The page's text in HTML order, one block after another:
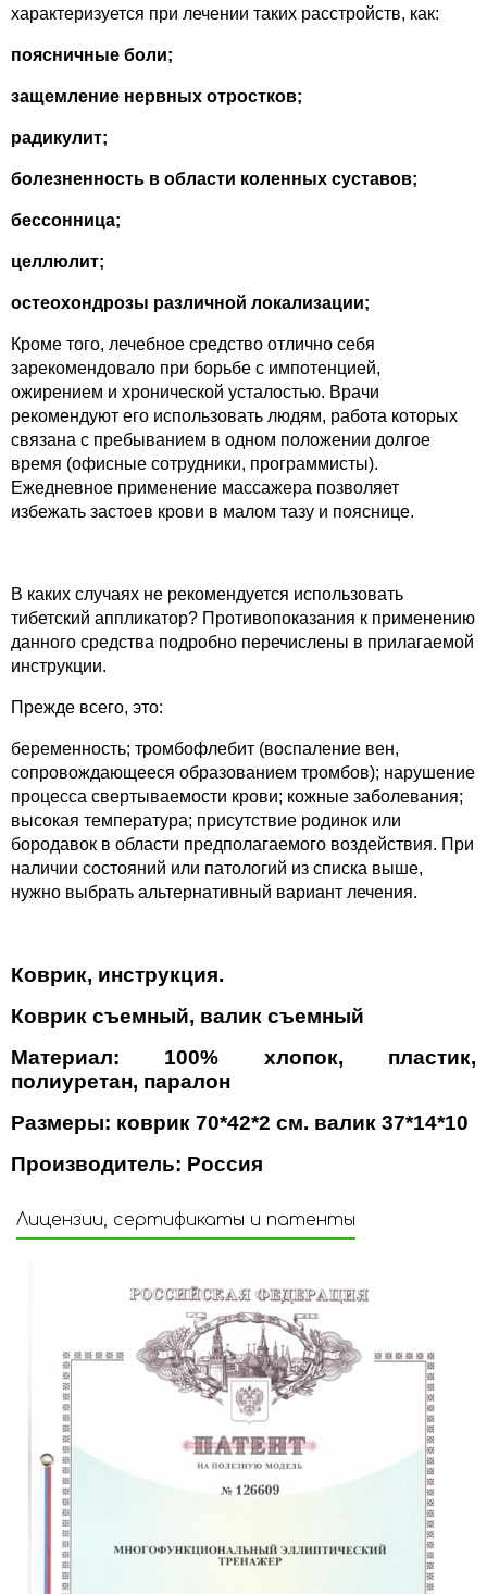
характеризуется при лечении таких расстройств, как:
поясничные боли;
защемление нервных отростков;
радикулит;
болезненность в области коленных суставов;
бессонница;
целлюлит;
остеохондрозы различной локализации;
Кроме того, лечебное средство отлично себя
зарекомендовало при борьбе с импотенцией,
ожирением и хронической усталостью. Врачи
рекомендуют его использовать людям, работа которых
связана с пребыванием в одном положении долгое
время (офисные сотрудники, программисты).
Ежедневное применение массажера позволяет
избежать застоев крови в малом тазу и пояснице.
В каких случаях не рекомендуется использовать
тибетский аппликатор? Противопоказания к применению
данного средства подробно перечислены в прилагаемой
инструкции.
Прежде всего, это:
беременность; тромбофлебит (воспаление вен,
сопровождающееся образованием тромбов); нарушение
процесса свертываемости крови; кожные заболевания;
высокая температура; присутствие родинок или
бородавок в области предполагаемого воздействия. При
наличии состояний или патологий из списка выше,
нужно выбрать альтернативный вариант лечения.
Коврик, инструкция.
Коврик съемный, валик съемный
Материал: 100% хлопок, пластик,
полиуретан, паралон
Размеры: коврик 70*42*2 см. валик 37*14*10
Производитель: Россия
Лицензии, сертификаты и патенты